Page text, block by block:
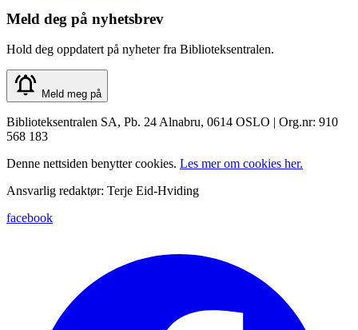
Meld deg på nyhetsbrev
Hold deg oppdatert på nyheter fra Biblioteksentralen.
Meld meg på
Biblioteksentralen SA, Pb. 24 Alnabru, 0614 OSLO | Org.nr: 910
568 183
Denne nettsiden benytter cookies. Les mer om cookies her.
Ansvarlig redaktør: Terje Eid-Hviding
facebook